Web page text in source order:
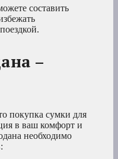
составить
–
покупка сумки для
в ваш комфорт и
необходимо